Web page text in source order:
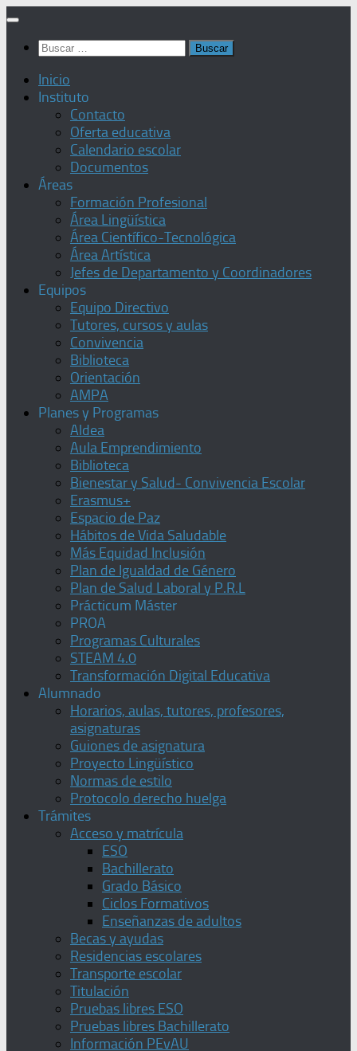
Saltar
contenido
Buscar:
Inicio
Instituto
Contacto
Oferta educativa
Calendario escolar
Documentos
Áreas
Formación Profesional
Área Lingüística
Área Científico-Tecnológica
Área Artística
Jefes de Departamento y Coordinadores
Equipos
Equipo Directivo
Tutores, cursos y aulas
Convivencia
Biblioteca
Orientación
AMPA
Planes y Programas
Aldea
Aula Emprendimiento
Biblioteca
Bienestar y Salud- Convivencia Escolar
Erasmus+
Espacio de Paz
Hábitos de Vida Saludable
Más Equidad Inclusión
Plan de Igualdad de Género
Plan de Salud Laboral y P.R.L
Prácticum Máster
PROA
Programas Culturales
STEAM 4.0
Transformación Digital Educativa
Alumnado
Horarios, aulas, tutores, profesores,
asignaturas
Guiones de asignatura
Proyecto Lingüístico
Normas de estilo
Protocolo derecho huelga
Trámites
Acceso y matrícula
ESO
Bachillerato
Grado Básico
Ciclos Formativos
Enseñanzas de adultos
Becas y ayudas
Residencias escolares
Transporte escolar
Titulación
Pruebas libres ESO
Pruebas libres Bachillerato
Información PEvAU